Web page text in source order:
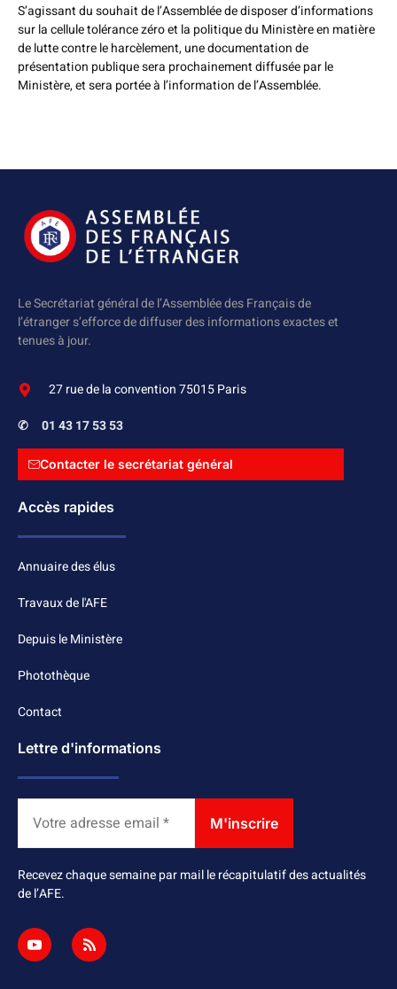
S’agissant du souhait de l’Assemblée de disposer d’informations
sur la cellule tolérance zéro et la politique du Ministère en matière
de lutte contre le harcèlement, une documentation de
présentation publique sera prochainement diffusée par le
Ministère, et sera portée à l’information de l’Assemblée.
Le Secrétariat général de l’Assemblée des Français de
l’étranger s’efforce de diffuser des informations exactes et
tenues à jour.
27 rue de la convention 75015 Paris
✆ 01 43 17 53 53
Contacter le secrétariat général
Accès rapides
Annuaire des élus
Travaux de l'AFE
Depuis le Ministère
Photothèque
Contact
Lettre d'informations
Recevez chaque semaine par mail le récapitulatif des actualités
de l’AFE.